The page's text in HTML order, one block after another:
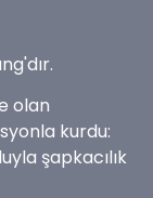
olan
kurdu:
şapkacılık